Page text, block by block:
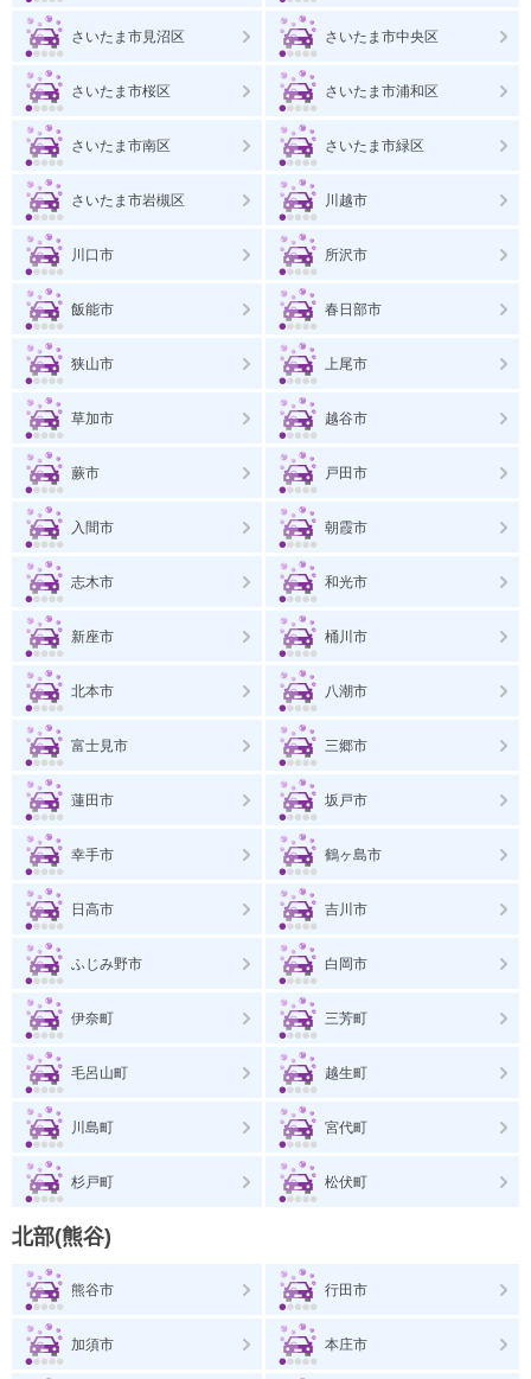
さいたま市見沼区 さいたま市中央区
さいたま市桜区 さいたま市浦和区
さいたま市南区 さいたま市緑区
さいたま市岩槻区 川越市
川口市 所沢市
飯能市 春日部市
狭山市 上尾市
草加市 越谷市
蕨市 戸田市
入間市 朝霞市
志木市 和光市
新座市 桶川市
北本市 八潮市
富士見市 三郷市
蓮田市 坂戸市
幸手市 鶴ヶ島市
日高市 吉川市
ふじみ野市 白岡市
伊奈町 三芳町
毛呂山町 越生町
川島町 宮代町
杉戸町 松伏町
北部(熊谷)
熊谷市 行田市
加須市 本庄市